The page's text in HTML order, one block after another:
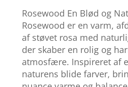
ud af 5
baseret
på
kundebedø
mmelser
Rosewood En Blød og
Rosewood er en varm,
af støvet rosa med
der skaber en rolig og
atmosfære. Inspireret af
naturens blide farver,